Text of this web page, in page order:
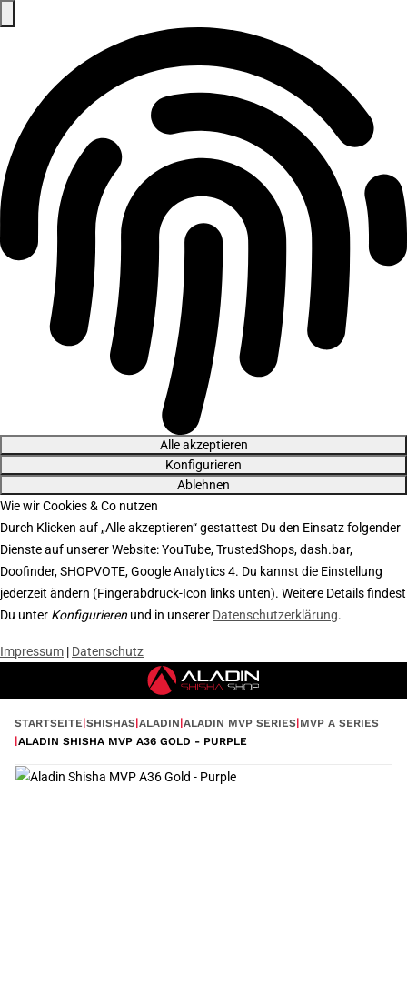
Alle akzeptieren
Konfigurieren
Ablehnen
Wie wir Cookies & Co nutzen
Durch Klicken auf „Alle akzeptieren“ gestattest Du den Einsatz folgender
Dienste auf unserer Website: YouTube, TrustedShops, dash.bar,
Doofinder, SHOPVOTE, Google Analytics 4. Du kannst die Einstellung
jederzeit ändern (Fingerabdruck-Icon links unten). Weitere Details findest
Du unter Konfigurieren und in unserer Datenschutzerklärung.
Impressum | Datenschutz
STARTSEITE SHISHAS ALADIN ALADIN MVP SERIES MVP A SERIES
ALADIN SHISHA MVP A36 GOLD - PURPLE